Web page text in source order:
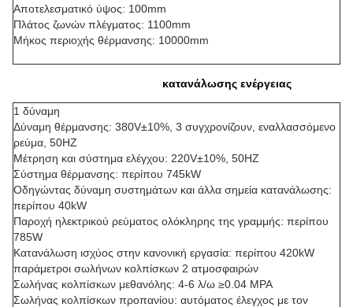
Αποτελεσματικό ύψος: 100mm
Πλάτος ζωνών πλέγματος: 1100mm
Μήκος περιοχής θέρμανσης: 10000mm
κατανάλωσης ενέργειας
1 δύναμη
Δύναμη θέρμανσης: 380V±10%, 3 συγχρονίζουν, εναλλασσόμενο
ρεύμα, 50HZ
Μέτρηση και σύστημα ελέγχου: 220V±10%, 50HZ
Σύστημα θέρμανσης: περίπου 745kW
Οδηγώντας δύναμη συστημάτων και άλλα σημεία κατανάλωσης:
περίπου 40kW
Παροχή ηλεκτρικού ρεύματος ολόκληρης της γραμμής: περίπου
785W
Κατανάλωση ισχύος στην κανονική εργασία: περίπου 420kW
παράμετροι σωλήνων κολπίσκων 2 ατμοσφαιρών
Σωλήνας κολπίσκων μεθανόλης: 4-6 λ/ω ≥0.04 MPA
Σωλήνας κολπίσκων προπανίου: αυτόματος έλεγχος με τον